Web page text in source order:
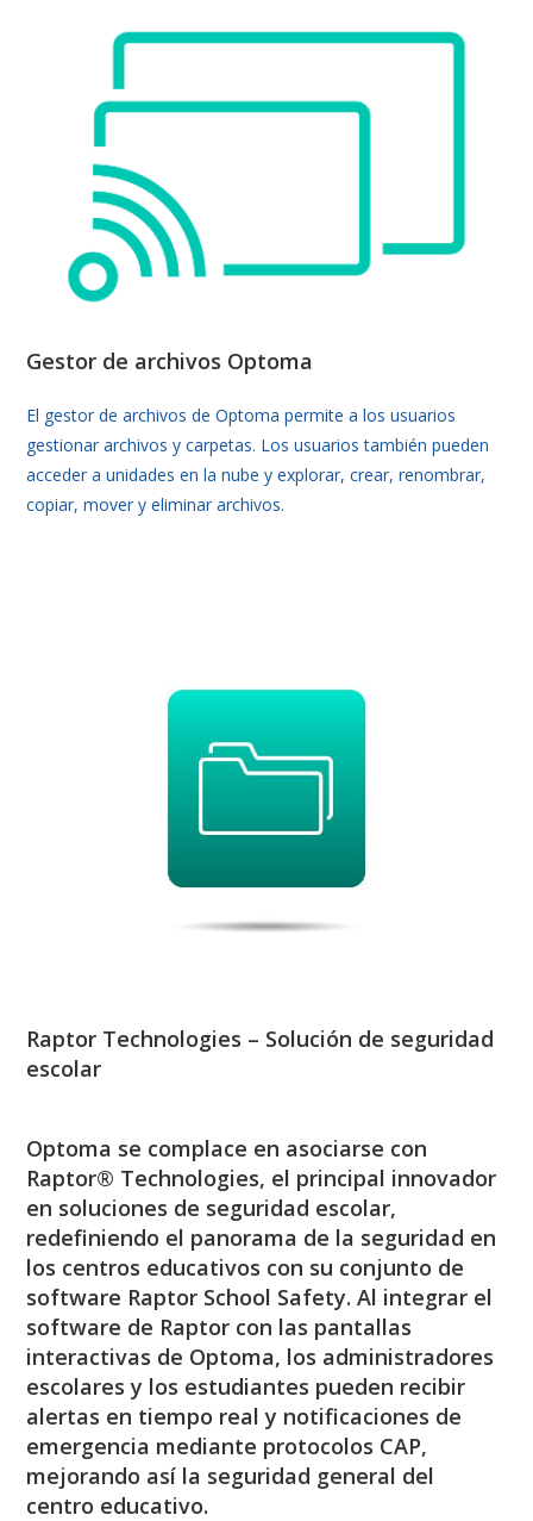
Gestor de archivos Optoma
El gestor de archivos de Optoma permite a los usuarios
gestionar archivos y carpetas. Los usuarios también pueden
acceder a unidades en la nube y explorar, crear, renombrar,
copiar, mover y eliminar archivos.
Raptor Technologies – Solución de seguridad
escolar
Optoma se complace en asociarse con
Raptor® Technologies, el principal innovador
en soluciones de seguridad escolar,
redefiniendo el panorama de la seguridad en
los centros educativos con su conjunto de
software Raptor School Safety. Al integrar el
software de Raptor con las pantallas
interactivas de Optoma, los administradores
escolares y los estudiantes pueden recibir
alertas en tiempo real y notificaciones de
emergencia mediante protocolos CAP,
mejorando así la seguridad general del
centro educativo.